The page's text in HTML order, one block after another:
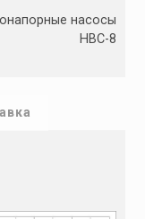
насосы
НВС-8